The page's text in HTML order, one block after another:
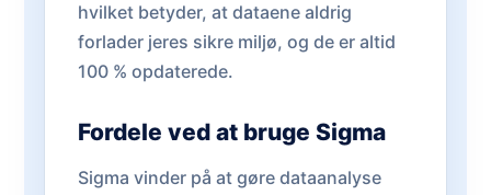
hvilket betyder, at dataene aldrig
forlader jeres sikre miljø, og de er altid
100 % opdaterede.
Fordele ved at bruge Sigma
Sigma vinder på at gøre dataanalyse